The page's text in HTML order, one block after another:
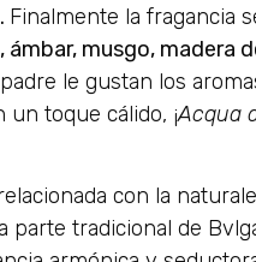
Finalmente la fragancia
ámbar, musgo, madera
le gustan los
un toque cálido, ¡Acqua
con la
parte tradicional de